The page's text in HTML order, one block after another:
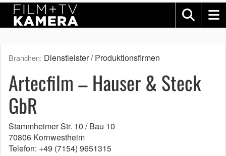
Branchen: Dienstleister / Produktionsfirmen
Artecfilm – Hauser & Steck
GbR
Stammheimer Str. 10 / Bau 10
70806 Kornwestheim
Telefon: +49 (7154) 9651315